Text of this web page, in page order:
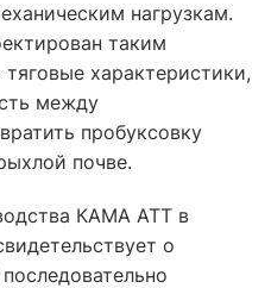
нагрузкам.
таким
характеристики,
между
пробуксовку
почве.
КАМА АТТ в
о